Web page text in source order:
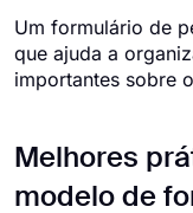
Um formulário de
que ajuda a
importantes sobre
Melhores
modelo de